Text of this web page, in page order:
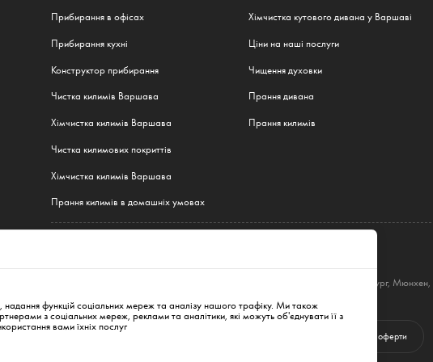
функцій соціальних мереж та аналізу нашого трафіку. Ми також
з соціальних мереж, реклами та аналітики, які можуть об'єднувати її з
вами їхніх послуг
Прибирання в офісах
Прибирання кухні
Конструктор прибирання
Чистка килимів Варшава
Хімчистка килимів Варшава
Чистка килимових покриттів
Хімчистка килимів Варшава
Прання килимів в домашніх умовах
Хімчистка кутового дивана у Варшаві
Ціни на наші послуги
Чищення духовки
Прання дивана
Прання килимів
Гамбург, Мюнхен,
845 info@cleanwhale.pl Договір публічної оферти